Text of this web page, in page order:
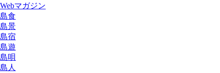
Webマガジン
島食
島景
島宿
島遊
島唄
島人